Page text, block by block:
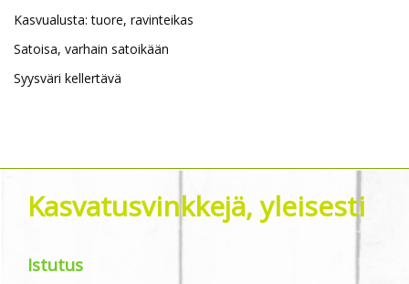
Kasvualusta: tuore, ravinteikas
Satoisa, varhain satoikään
Syysväri kellertävä
Kasvatusvinkkejä, yleisesti
Istutus